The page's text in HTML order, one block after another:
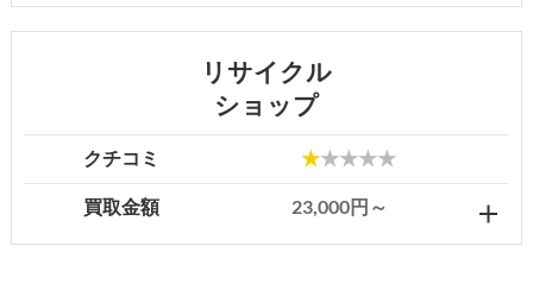
リサイクル
ショップ
クチコミ ★★★★★
買取金額 23,000円～